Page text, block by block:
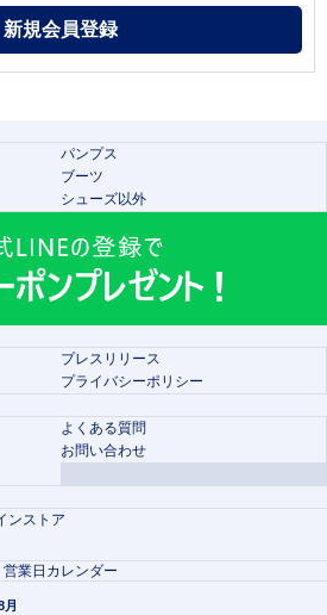
パンプス
ブーツ
シューズ以外
プレスリリース
プライバシーポリシー
よくある質問
お問い合わせ
ンストア
営業日カレンダー
月